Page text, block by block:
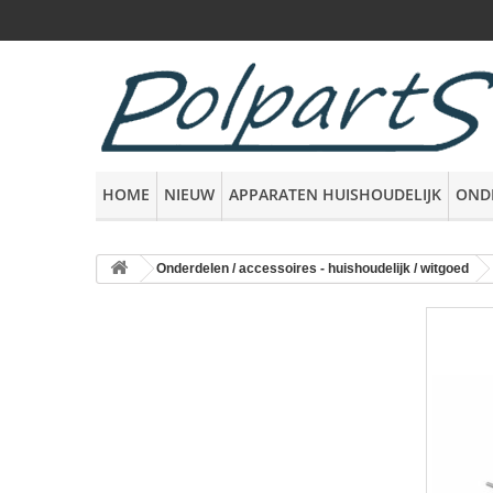
HOME NIEUW APPARATEN HUISHOUDELIJK
Onderdelen / accessoires - huishoudelijk / witgoed